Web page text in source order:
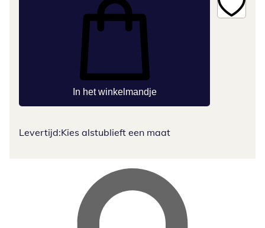
In het winkelmandje
Levertijd:Kies alstublieft een maat